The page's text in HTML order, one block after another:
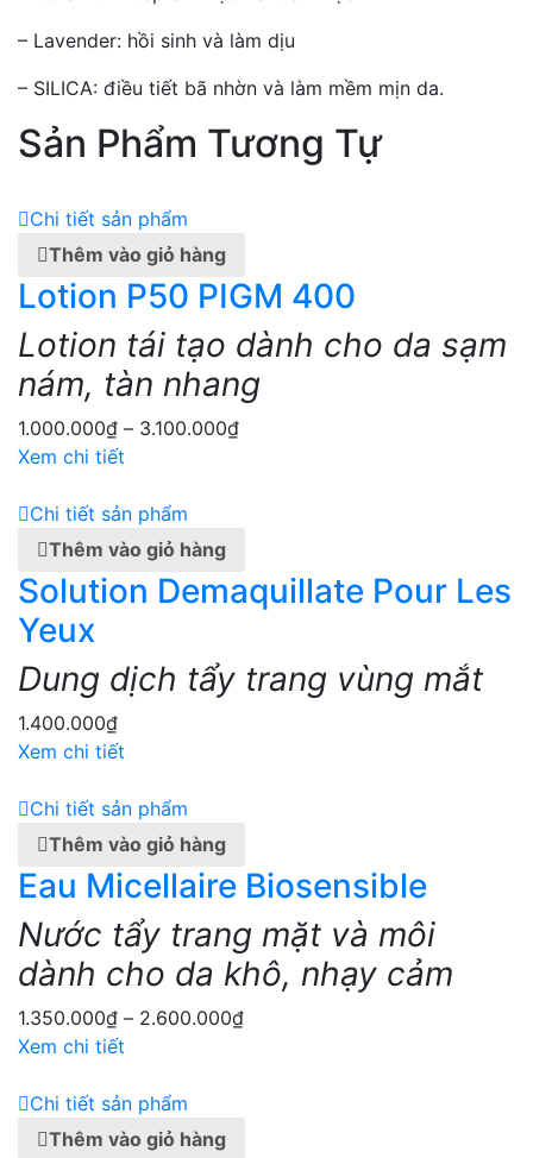
– Lavender: hồi sinh và làm dịu
– SILICA: điều tiết bã nhờn và làm mềm mịn da.
Sản Phẩm Tương Tự
Chi tiết sản phẩm
Thêm vào giỏ hàng
Lotion P50 PIGM 400
Lotion tái tạo dành cho da sạm
nám, tàn nhang
1.000.000₫ – 3.100.000₫
Xem chi tiết
Chi tiết sản phẩm
Thêm vào giỏ hàng
Solution Demaquillate Pour Les
Yeux
Dung dịch tẩy trang vùng mắt
1.400.000₫
Xem chi tiết
Chi tiết sản phẩm
Thêm vào giỏ hàng
Eau Micellaire Biosensible
Nước tẩy trang mặt và môi
dành cho da khô, nhạy cảm
1.350.000₫ – 2.600.000₫
Xem chi tiết
Chi tiết sản phẩm
Thêm vào giỏ hàng